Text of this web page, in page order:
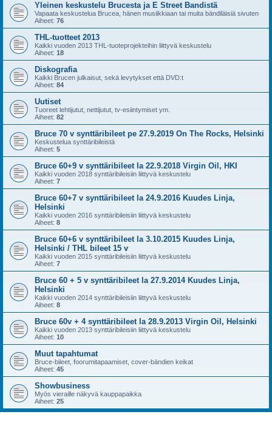
Yleinen keskustelu Brucesta ja E Street Bandistä
Vapaata keskustelua Brucea, hänen musiikkiaan tai muita bändiläisiä sivuten
Aiheet: 76
THL-tuotteet 2013
Kaikki vuoden 2013 THL-tuoteprojekteihin liittyvä keskustelu
Aiheet: 18
Diskografia
Kaikki Brucen julkaisut, sekä levytykset että DVD:t
Aiheet: 84
Uutiset
Tuoreet lehtijutut, nettijutut, tv-esiintymiset ym.
Aiheet: 82
Bruce 70 v synttäribileet pe 27.9.2019 On The Rocks, Helsinki
Keskustelua synttäribileistä
Aiheet: 5
Bruce 60+9 v synttäribileet la 22.9.2018 Virgin Oil, HKI
Kaikki vuoden 2018 synttäribileisiin liittyvä keskustelu
Aiheet: 7
Bruce 60+7 v synttäribileet la 24.9.2016 Kuudes Linja,
Helsinki
Kaikki vuoden 2016 synttäribileisiin liittyvä keskustelu
Aiheet: 8
Bruce 60+6 v synttäribileet la 3.10.2015 Kuudes Linja,
Helsinki / THL bileet 15 v
Kaikki vuoden 2015 synttäribileisiin liittyvä keskustelu
Aiheet: 7
Bruce 60 + 5 v synttäribileet la 27.9.2014 Kuudes Linja,
Helsinki
Kaikki vuoden 2014 synttäribileisiin liittyvä keskustelu
Aiheet: 8
Bruce 60v + 4 synttäribileet la 28.9.2013 Virgin Oil, Helsinki
Kaikki vuoden 2013 synttäribileisiin liittyvä keskustelu
Aiheet: 10
Muut tapahtumat
Bruce-bileet, foorumitapaamiset, cover-bändien keikat
Aiheet: 45
Showbusiness
Myös vieraille näkyvä kauppapaikka
Aiheet: 25